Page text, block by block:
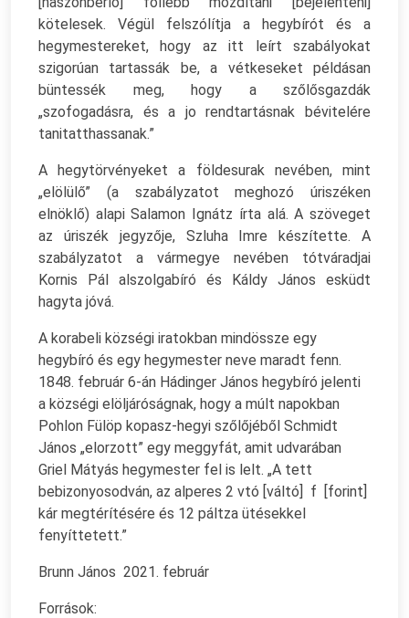
kötelesek. Végül felszólítja a hegybírót és a
hegymestereket, hogy az itt leírt szabályokat
szigorúan tartassák be, a vétkeseket példásan
büntessék meg, hogy a szőlősgazdák
„szofogadásra, és a jo rendtartásnak bévitelére
tanitatthassanak.”
A hegytörvényeket a földesurak nevében, mint
„elölülő” (a szabályzatot meghozó úriszéken
elnöklő) alapi Salamon Ignátz írta alá. A szöveget
az úriszék jegyzője, Szluha Imre készítette. A
szabályzatot a vármegye nevében tótváradjai
Kornis Pál alszolgabíró és Káldy János esküdt
hagyta jóvá.
A korabeli községi iratokban mindössze egy
hegybíró és egy hegymester neve maradt fenn.
1848. február 6-án Hádinger János hegybíró jelenti
a községi elöljáróságnak, hogy a múlt napokban
Pohlon Fülöp kopasz-hegyi szőlőjéből Schmidt
János „elorzott” egy meggyfát, amit udvarában
Griel Mátyás hegymester fel is lelt. „A tett
bebizonyosodván, az alperes 2 vtó [váltó] f [forint]
kár megtérítésére és 12 páltza ütésekkel
fenyíttetett.”
Brunn János 2021. február
Források: